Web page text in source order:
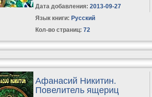
Дата добавления: 2013-09-27
Язык книги: Русский
Кол-во страниц: 72
Афанасий Никитин.
Повелитель ящериц